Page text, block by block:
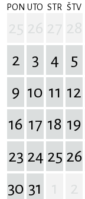
PON UTO STR ŠTV
2
3 4 5
9 10 11 12
16 17 18 19
23 24 25 26
30 31